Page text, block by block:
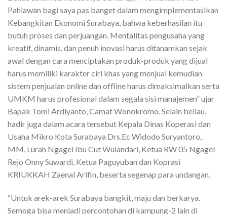
Pahlawan bagi saya pas banget dalam mengimplementasikan
Kebangkitan Ekonomi Surabaya, bahwa keberhasilan itu
butuh proses dan perjuangan. Mentalitas pengusaha yang
kreatif, dinamis, dan penuh inovasi harus ditanamkan sejak
awal dengan cara menciptakan produk-produk yang dijual
harus memiliki karakter ciri khas yang menjual kemudian
sistem penjualan online dan offline harus dimaksimalkan serta
UMKM harus profesional dalam segala sisi manajemen” ujar
Bapak Tomi Ardiyanto, Camat Wonokromo. Selain beliau,
hadir juga dalam acara tersebut Kepala Dinas Koperasi dan
Usaha Mikro Kota Surabaya Drs.Ec Widodo Suryantoro,
MM, Lurah Ngagel Ibu Cut Wulandari, Ketua RW 05 Ngagel
Rejo Onny Suwardi, Ketua Paguyuban dan Koprasi
KRIUKKAH Zaenal Arifin, beserta segenap para undangan.
“Untuk arek-arek Surabaya bangkit, maju dan berkarya.
Semoga bisa menjadi percontohan di kampung-2 lain di